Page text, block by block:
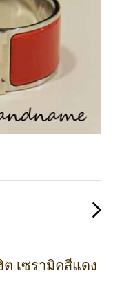
ต เซรามิคสีแดง